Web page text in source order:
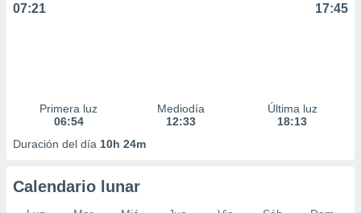
07:21 17:45
Primera luz
06:54
Mediodía
12:33
Última luz
18:13
Duración del día 10h 24m
Calendario lunar